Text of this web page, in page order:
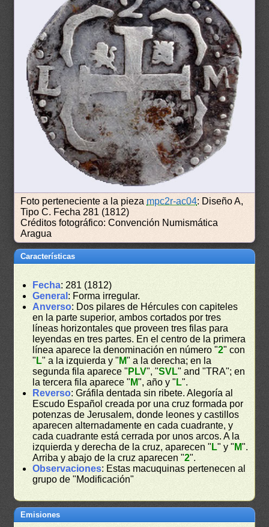
Foto perteneciente a la pieza mpc2r-ac04: Diseño A,
Tipo C. Fecha 281 (1812)
Créditos fotográfico: Convención Numismática
Aragua
Características
Fecha: 281 (1812)
General : Forma irregular.
Anverso: Dos pilares de Hércules con capiteles
en la parte superior, ambos cortados por tres
líneas horizontales que proveen tres filas para
leyendas en tres partes. En el centro de la primera
línea aparece la denominación en número "2" con
" L" a la izquierda y " M" a la derecha; en la
segunda fila aparece " PLV", "SVL" and "TRA"; en
la tercera fila aparece " M", año y " L".
Reverso: Gráfila dentada sin ribete. Alegoría al
Escudo Español creada por una cruz formada por
potenzas de Jerusalem, donde leones y castillos
aparecen alternadamente en cada cuadrante, y
cada cuadrante está cerrada por unos arcos. A la
izquierda y derecha de la cruz, aparecen " L" y " M".
Arriba y abajo de la cruz aparecen "2".
Observaciones: Estas macuquinas pertenecen al
grupo de "Modificación"
Emisiones